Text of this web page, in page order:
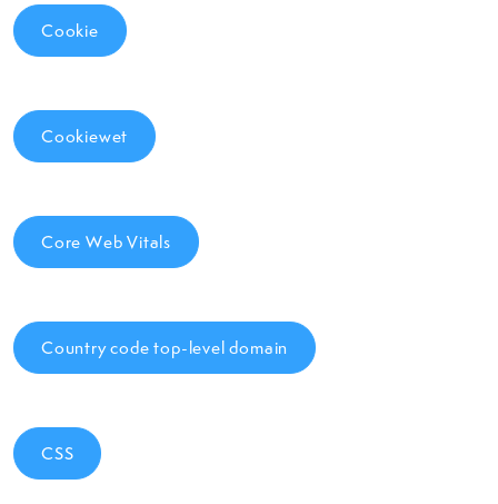
Cookie
Cookiewet
Core Web Vitals
Country code top-level domain
CSS